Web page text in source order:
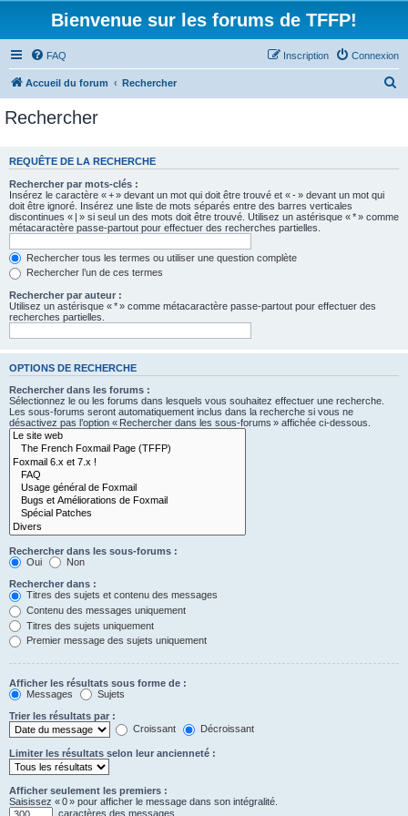
Bienvenue sur les forums de TFFP!
FAQ Connexion
Inscription
Accueil du forum Rechercher
e
Rechercher
REQUÊTE DE LA RECHERCHE
Rechercher par mots-clés :
Insérez le caractère « + » devant un mot qui doit être trouvé et « - » devant un mot qui
doit être ignoré. Insérez une liste de mots séparés entre des barres verticales
discontinues « | » si seul un des mots doit être trouvé. Utilisez un astérisque « * » comme
métacaractère passe-partout pour effectuer des recherches partielles.
Rechercher tous les termes ou utiliser une question complète
Rechercher l’un de ces termes
Rechercher par auteur :
Utilisez un astérisque « * » comme métacaractère passe-partout pour effectuer des
recherches partielles.
OPTIONS DE RECHERCHE
Rechercher dans les forums :
Sélectionnez le ou les forums dans lesquels vous souhaitez effectuer une recherche.
Les sous-forums seront automatiquement inclus dans la recherche si vous ne
désactivez pas l’option « Rechercher dans les sous-forums » affichée ci-dessous.
Rechercher dans les sous-forums :
Oui
Non
Rechercher dans :
Titres des sujets et contenu des messages
Contenu des messages uniquement
Titres des sujets uniquement
Premier message des sujets uniquement
Afficher les résultats sous forme de :
Messages
Sujets
Trier les résultats par :
Croissant
Décroissant
Limiter les résultats selon leur ancienneté :
Afficher seulement les premiers :
Saisissez « 0 » pour afficher le message dans son intégralité.
caractères des messages